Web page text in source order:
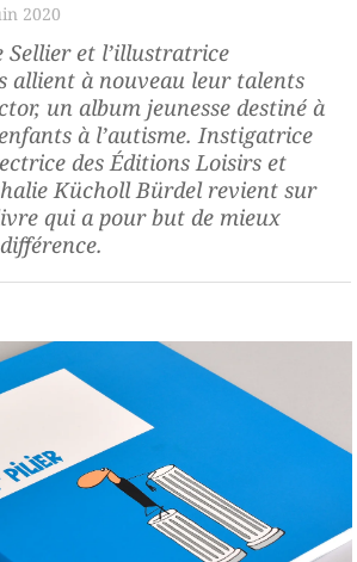
2020
Sellier et l’illustratrice
allient à nouveau leur talents
, un album jeunesse destiné à
à l’autisme. Instigatrice
des Éditions Loisirs et
Kücholl Bürdel revient sur
qui a pour but de mieux